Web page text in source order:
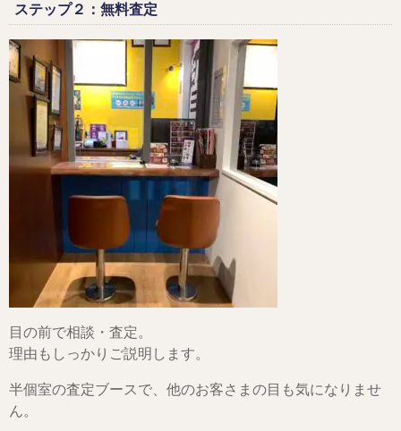
ステップ２：無料査定
目の前で相談・査定。
理由もしっかりご説明します。
半個室の査定ブースで、他のお客さまの目も気になりませ
ん。